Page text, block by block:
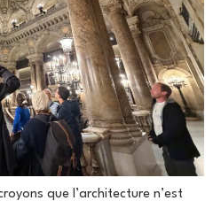
que l’architecture n’est